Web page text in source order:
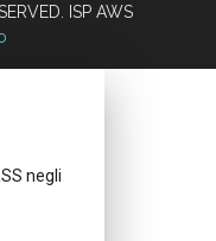
ISP AWS
negli